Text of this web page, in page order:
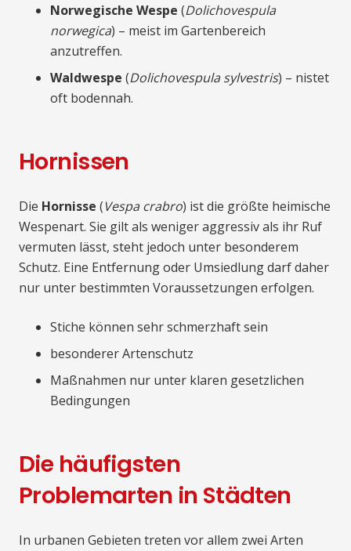
Norwegische Wespe (Dolichovespula
norwegica) – meist im Gartenbereich
anzutreffen.
Waldwespe (Dolichovespula sylvestris) – nistet
oft bodennah.
Hornissen
Die Hornisse (Vespa crabro) ist die größte heimische
Wespenart. Sie gilt als weniger aggressiv als ihr Ruf
vermuten lässt, steht jedoch unter besonderem
Schutz. Eine Entfernung oder Umsiedlung darf daher
nur unter bestimmten Voraussetzungen erfolgen.
Stiche können sehr schmerzhaft sein
besonderer Artenschutz
Maßnahmen nur unter klaren gesetzlichen
Bedingungen
Die häufigsten
Problemarten in Städten
In urbanen Gebieten treten vor allem zwei Arten